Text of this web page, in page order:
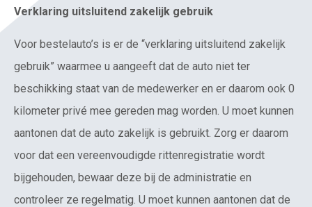
Verklaring uitsluitend zakelijk gebruik
Voor bestelauto’s is er de “verklaring uitsluitend zakelijk
gebruik” waarmee u aangeeft dat de auto niet ter
beschikking staat van de medewerker en er daarom ook 0
kilometer privé mee gereden mag worden. U moet kunnen
aantonen dat de auto zakelijk is gebruikt. Zorg er daarom
voor dat een vereenvoudigde rittenregistratie wordt
bijgehouden, bewaar deze bij de administratie en
controleer ze regelmatig. U moet kunnen aantonen dat de